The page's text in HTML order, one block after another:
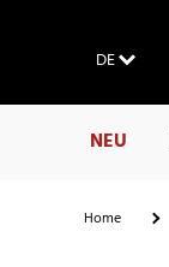
DE
NEU
Home